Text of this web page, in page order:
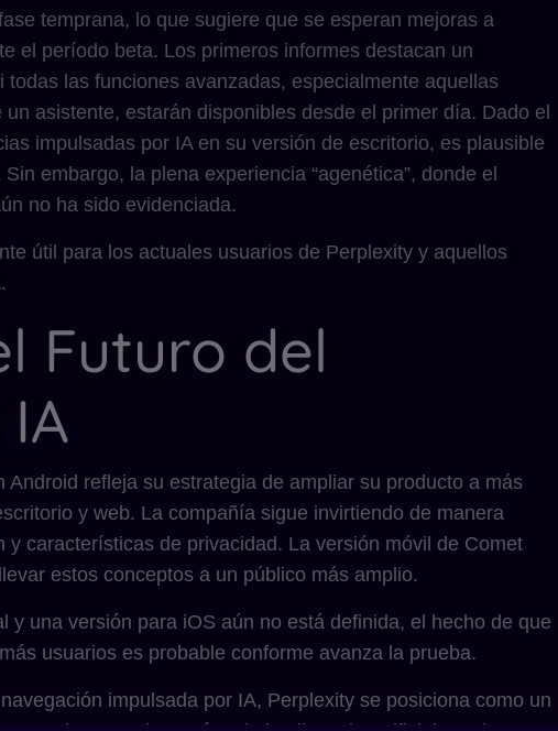
temprana, lo que sugiere que se esperan mejoras a
el período beta. Los primeros informes destacan un
las funciones avanzadas, especialmente aquellas
asistente, estarán disponibles desde el primer día. Dado el
impulsadas por IA en su versión de escritorio, es plausible
embargo, la plena experiencia “agenética”, donde el
no ha sido evidenciada.
útil para los actuales usuarios de Perplexity y aquellos
Futuro del
refleja su estrategia de ampliar su producto a más
y web. La compañía sigue invirtiendo de manera
características de privacidad. La versión móvil de Comet
estos conceptos a un público más amplio.
una versión para iOS aún no está definida, el hecho de que
usuarios es probable conforme avanza la prueba.
impulsada por IA, Perplexity se posiciona como un